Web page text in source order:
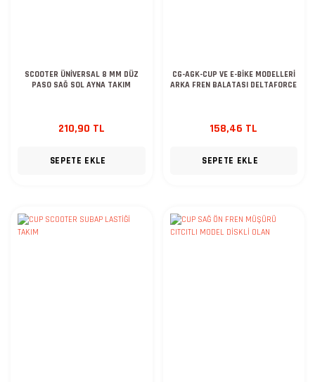
SCOOTER ÜNİVERSAL 8 MM DÜZ
PASO SAĞ SOL AYNA TAKIM
210,90 TL
SEPETE EKLE
CG-AGK-CUP VE E-BİKE MODELLERİ
ARKA FREN BALATASI DELTAFORCE
158,46 TL
SEPETE EKLE